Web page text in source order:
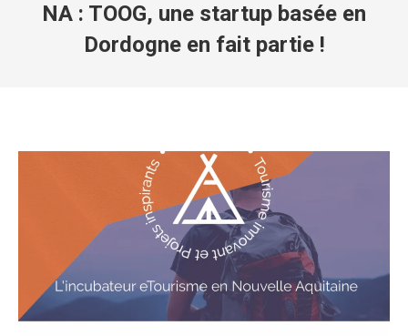
NA : TOOG, une startup basée en
Dordogne en fait partie !